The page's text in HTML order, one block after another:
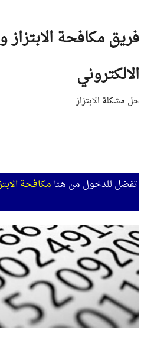
contentفريق مكافحة الابتزاز
الالكتروني
حل مشكلة الابتزاز
تفضل للدخول من هنا مكافحة